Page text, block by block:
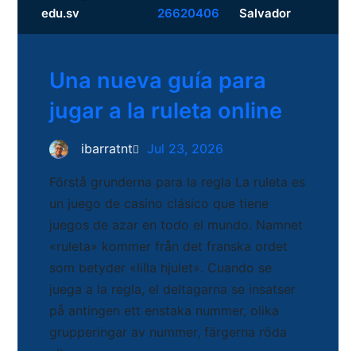
edu.sv
26620406
Salvador
Una nueva guía para
jugar a la ruleta online
ibarratnt Jul 23, 2026
Förstå grunderna para la regla La ruleta es
un juego de casino clásico que tiene
juegos de azar en todo el mundo. Namnet
«ruleta» kommer från det franska ordet
som betyder «lilla hjulet». Cuando se
juega a la regla, el deltagarna se insatser
på antingen ett enstaka nummer, olika
grupperingar av nummer, färgerna röda